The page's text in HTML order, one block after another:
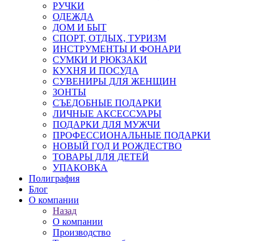
РУЧКИ
ОДЕЖДА
ДОМ И БЫТ
СПОРТ, ОТДЫХ, ТУРИЗМ
ИНСТРУМЕНТЫ И ФОНАРИ
СУМКИ И РЮКЗАКИ
КУХНЯ И ПОСУДА
СУВЕНИРЫ ДЛЯ ЖЕНЩИН
ЗОНТЫ
СЪЕДОБНЫЕ ПОДАРКИ
ЛИЧНЫЕ АКСЕССУАРЫ
ПОДАРКИ ДЛЯ МУЖЧИ
ПРОФЕССИОНАЛЬНЫЕ ПОДАРКИ
НОВЫЙ ГОД И РОЖДЕСТВО
ТОВАРЫ ДЛЯ ДЕТЕЙ
УПАКОВКА
Полиграфия
Блог
О компании
Назад
О компании
Производство